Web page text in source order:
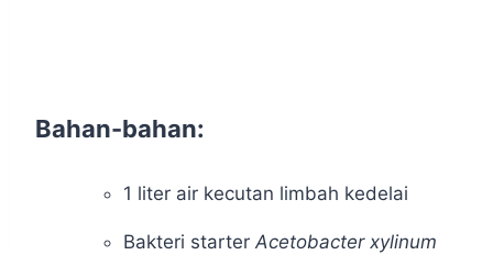
Bahan-bahan:
1 liter air kecutan limbah kedelai
Bakteri starter Acetobacter xylinum